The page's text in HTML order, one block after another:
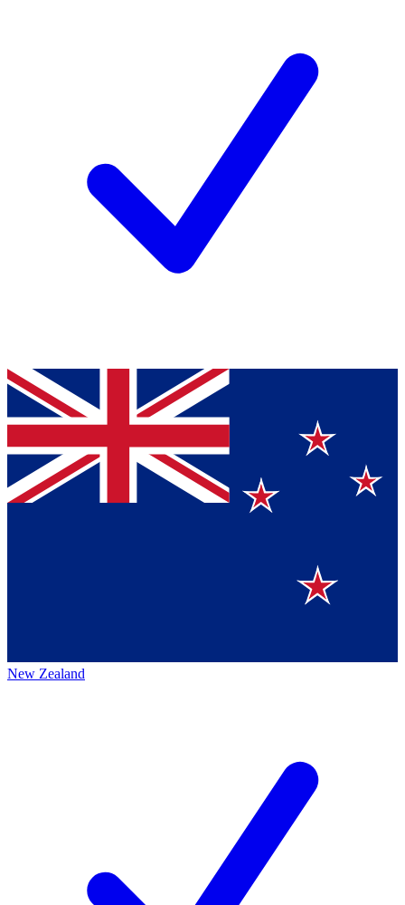
New Zealand